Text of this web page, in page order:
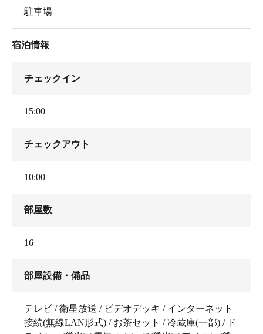
駐車場
宿泊情報
チェックイン
15:00
チェックアウト
10:00
部屋数
16
部屋設備・備品
テレビ / 衛星放送 / ビデオデッキ / インターネット
接続(無線LAN形式) / お茶セット / 冷蔵庫(一部) / ド